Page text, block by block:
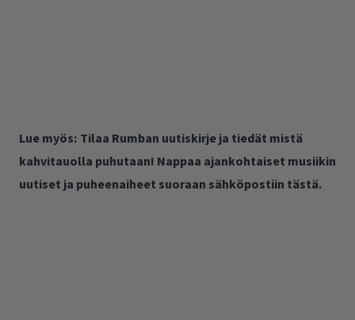
Lue myös: Tilaa Rumban uutiskirje ja tiedät mistä
kahvitauolla puhutaan! Nappaa ajankohtaiset musiikin
uutiset ja puheenaiheet suoraan sähköpostiin tästä.